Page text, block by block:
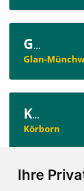
Ihre
G...
Glan-
K...
Körborn
W